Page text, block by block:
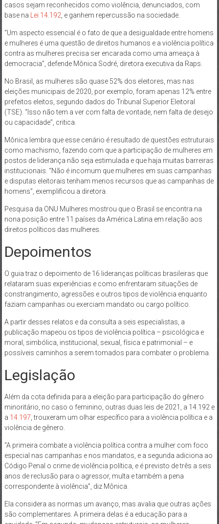
casos sejam reconhecidos como violência, denunciados, com
base na
Lei 14.192 , e ganhem repercussão na sociedade.
“Um aspecto essencial é o fato de que a desigualdade entre homens
e mulheres é uma questão de direitos humanos e a violência política
contra as mulheres precisa ser encarada como uma ameaça à
democracia”, defende Mônica Sodré, diretora executiva da Raps.
No Brasil, as mulheres são quase 52% dos eleitores, mas nas
eleições municipais de 2020, por exemplo, foram apenas 12% entre
prefeitos eleitos, segundo dados do Tribunal Superior Eleitoral
(TSE). “Isso não tem a ver com falta de vontade, nem falta de desejo
ou capacidade”, critica.
Mônica lembra que esse cenário é resultado de questões estruturais
como machismo, fazendo com que a participação de mulheres em
postos de liderança não seja estimulada e que haja muitas barreiras
institucionais. “Não é incomum que mulheres em suas campanhas
e disputas eleitorais tenham menos recursos que as campanhas de
homens”, exemplificou a diretora.
Pesquisa da ONU Mulheres mostrou que o Brasil se encontra na
nona posição entre 11 países da América Latina em relação aos
direitos políticos das mulheres.
Depoimentos
O guia traz o depoimento de 16 lideranças políticas brasileiras que
relataram suas experiências e como enfrentaram situações de
constrangimento, agressões e outros tipos de violência enquanto
faziam campanhas ou exerciam mandato ou cargo político.
A partir desses relatos e da consulta a seis especialistas, a
publicação mapeou os tipos de violência política – psicológica e
moral, simbólica, institucional, sexual, física e patrimonial – e
possíveis caminhos a serem tomados para combater o problema.
Legislação
Além da cota definida para a eleição para participação do gênero
minoritário, no caso o feminino, outras duas leis de 2021, a 14.192 e
a 14.197 , trouxeram um olhar específico para a violência política e a
violência de gênero.
“A primeira combate a violência política contra a mulher com foco
especial nas campanhas e nos mandatos, e a segunda adiciona ao
Código Penal o crime de violência política, e é previsto de três a seis
anos de reclusão para o agressor, multa e também a pena
correspondente à violência”, diz Mônica.
Ela considera as normas um avanço, mas avalia que outras ações
são complementares. A primeira delas é a educação para a